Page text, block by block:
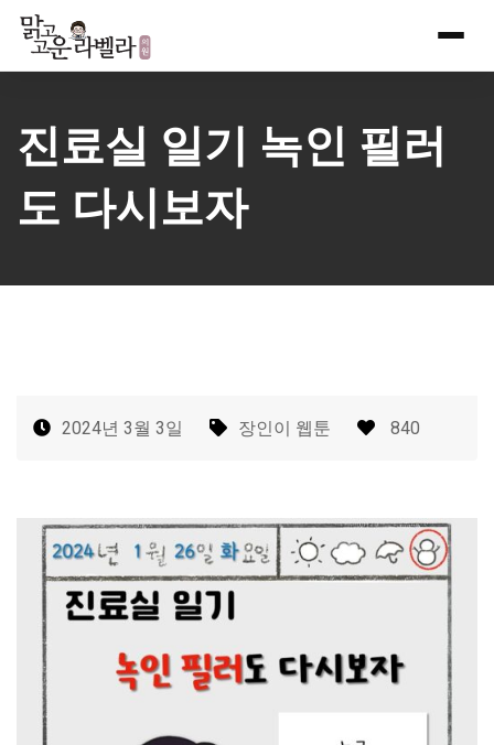
Skip
content
진료실 일기 녹인 필러
도 다시보자
2024년 3월 3일 장인이 웹툰 840